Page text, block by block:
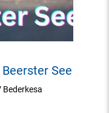
See
Bederkesa